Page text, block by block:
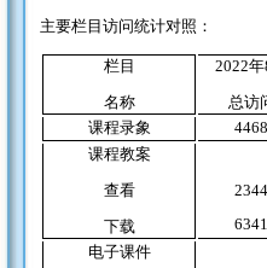
主要栏目访问统计对照：
栏目
名称
2022年
总访
课程录象
课程教案
查看
下载
电子课件